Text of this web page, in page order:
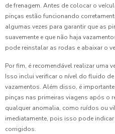
de frenagem. Antes de colocar o
pinças estão funcionando
algumas vezes para garantir que as
suavemente e que não haja
pode reinstalar as rodas e abaixar o
Por fim, é recomendável realizar uma
Isso inclui verificar o nível do fluido
vazamentos. Além disso, é
pinças nas primeiras viagens após o
qualquer anomalia, como ruídos ou
imediatamente, pois isso pode
corrigidos.